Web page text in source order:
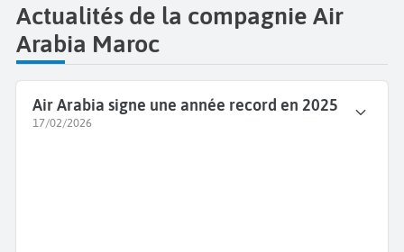
Actualités de la compagnie Air
Arabia Maroc
Air Arabia signe une année record en 2025
17/02/2026